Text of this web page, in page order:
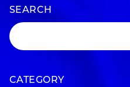
SEARCH
CATEGORY